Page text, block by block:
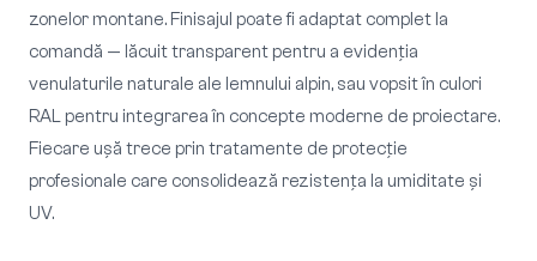
zonelor montane. Finisajul poate fi adaptat complet la
comandă — lăcuit transparent pentru a evidenția
venulaturile naturale ale lemnului alpin, sau vopsit în culori
RAL pentru integrarea în concepte moderne de proiectare.
Fiecare ușă trece prin tratamente de protecție
profesionale care consolidează rezistența la umiditate și
UV.